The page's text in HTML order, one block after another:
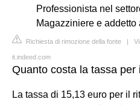
Professionista nel
Magazziniere e addetto
Richiesta di rimozione della fonte |
it.indeed.com
Quanto costa la tassa
La tassa di 15,13 euro per il